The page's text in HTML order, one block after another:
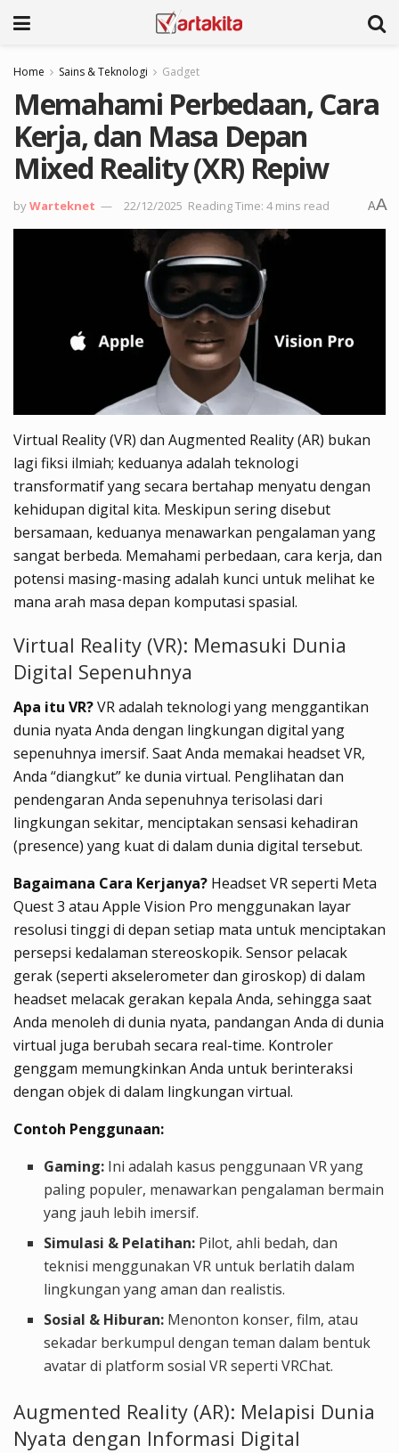
Home Sains & Teknologi Gadget
Memahami Perbedaan, Cara
Kerja, dan Masa Depan
Mixed Reality (XR) Repiw
byWarteknet 22/12/2025 Reading Time: 4 mins read AA
Virtual Reality (VR) dan Augmented Reality (AR) bukan
lagi fiksi ilmiah; keduanya adalah teknologi
transformatif yang secara bertahap menyatu dengan
kehidupan digital kita. Meskipun sering disebut
bersamaan, keduanya menawarkan pengalaman yang
sangat berbeda. Memahami perbedaan, cara kerja, dan
potensi masing-masing adalah kunci untuk melihat ke
mana arah masa depan komputasi spasial.
Virtual Reality (VR): Memasuki Dunia
Digital Sepenuhnya
Apa itu VR?VR adalah teknologi yang menggantikan
dunia nyata Anda dengan lingkungan digital yang
sepenuhnya imersif. Saat Anda memakai headset VR,
Anda “diangkut” ke dunia virtual. Penglihatan dan
pendengaran Anda sepenuhnya terisolasi dari
lingkungan sekitar, menciptakan sensasi kehadiran
(presence) yang kuat di dalam dunia digital tersebut.
Bagaimana Cara Kerjanya? Headset VR seperti Meta
Quest 3 atau Apple Vision Pro menggunakan layar
resolusi tinggi di depan setiap mata untuk menciptakan
persepsi kedalaman stereoskopik. Sensor pelacak
gerak (seperti akselerometer dan giroskop) di dalam
headset melacak gerakan kepala Anda, sehingga saat
Anda menoleh di dunia nyata, pandangan Anda di dunia
virtual juga berubah secara real-time. Kontroler
genggam memungkinkan Anda untuk berinteraksi
dengan objek di dalam lingkungan virtual.
Contoh Penggunaan:
Gaming: Ini adalah kasus penggunaan VR yang
paling populer, menawarkan pengalaman bermain
yang jauh lebih imersif.
Simulasi & Pelatihan: Pilot, ahli bedah, dan
teknisi menggunakan VR untuk berlatih dalam
lingkungan yang aman dan realistis.
Sosial & Hiburan: Menonton konser, film, atau
sekadar berkumpul dengan teman dalam bentuk
avatar di platform sosial VR seperti VRChat.
Augmented Reality (AR): Melapisi Dunia
Nyata dengan Informasi Digital